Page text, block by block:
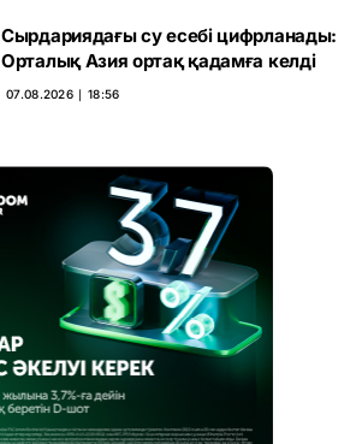
Сырдариядағы су есебі цифрланады:
Орталық Азия ортақ қадамға келді
07.08.2026 ∣ 18:56